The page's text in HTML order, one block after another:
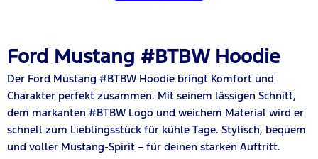
Ford Mustang #BTBW Hoodie
Der Ford Mustang #BTBW Hoodie bringt Komfort und
Charakter perfekt zusammen. Mit seinem lässigen Schnitt,
dem markanten #BTBW Logo und weichem Material wird er
schnell zum Lieblingsstück für kühle Tage. Stylisch, bequem
und voller Mustang-Spirit – für deinen starken Auftritt.